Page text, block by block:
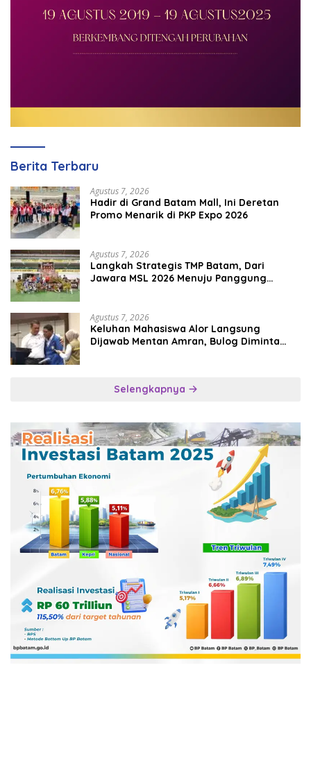
Berita Terbaru
Agustus 7, 2026
Hadir di Grand Batam Mall, Ini Deretan
Promo Menarik di PKP Expo 2026
Agustus 7, 2026
Langkah Strategis TMP Batam, Dari
Jawara MSL 2026 Menuju Panggung
Agustus 7, 2026
Keluhan Mahasiswa Alor Langsung
Dijawab Mentan Amran, Bulog Diminta
Selengkapnya